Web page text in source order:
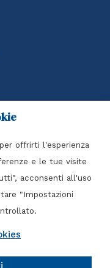
filantropico
offrirti l'esperienza
e le tue visite
acconsenti all'uso
"Impostazioni